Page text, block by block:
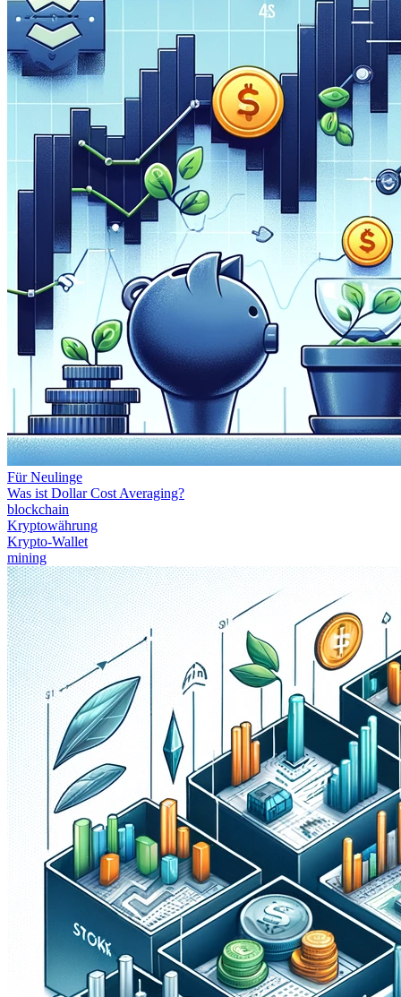
Für Neulinge
Was ist Dollar Cost Averaging?
blockchain
Kryptowährung
Krypto-Wallet
mining